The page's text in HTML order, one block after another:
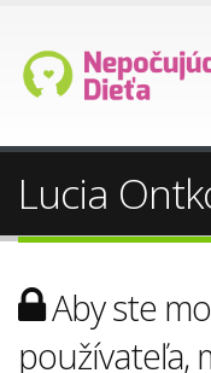
Lucia
Aby ste
používateľa,